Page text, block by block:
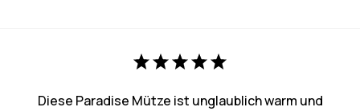
Diese Paradise Mütze ist unglaublich warm und